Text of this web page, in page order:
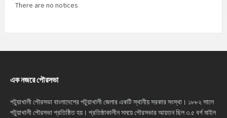
There are no notices
এক নজরে পৌরসভা
পটুয়াখালী পৌরসভা বাংলাদেশের পটুয়াখালী জেলার একটি স্থানীয় সরকার সংস্থা। ১৮৮২ সালে
পটুয়াখালী পৌরসভা প্রতিষ্ঠিত হয়। প্রতিষ্ঠাকালীন সময়ে পৌরসভার আয়তন ছিল ৩.৫ বর্গ মাইল